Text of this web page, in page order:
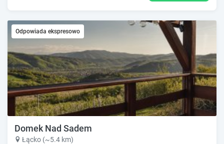
Odpowiada ekspresowo
Domek Nad Sadem
Łącko (~5.4 km)